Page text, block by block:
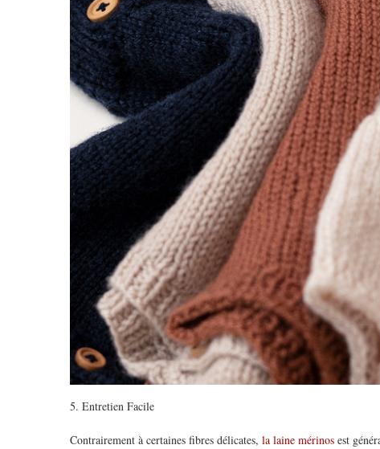
5. Entretien Facile
Contrairement à certaines fibres délicates, la laine mérinos est